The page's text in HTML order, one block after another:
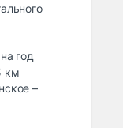
год
км
–